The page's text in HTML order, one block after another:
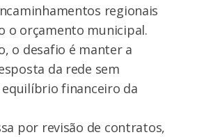
regionais
o orçamento municipal.
o desafio é manter a
da rede sem
financeiro da
por revisão de contratos,